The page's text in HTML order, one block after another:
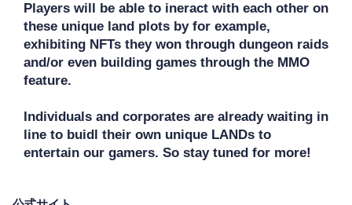
Players will be able to ineract with each other on
these unique land plots by for example,
exhibiting NFTs they won through dungeon raids
and/or even building games through the MMO
feature.
Individuals and corporates are already waiting in
line to buidl their own unique LANDs to
entertain our gamers. So stay tuned for more!